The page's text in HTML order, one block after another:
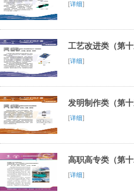
[详细]
工艺改进类（第十
[详细]
发明制作类（第十
[详细]
高职高专类（第十
[详细]